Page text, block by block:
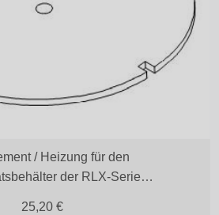
/ Heizung für den
der RLX-Serie…
25,20€